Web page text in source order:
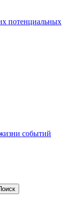
потенциальных
событий